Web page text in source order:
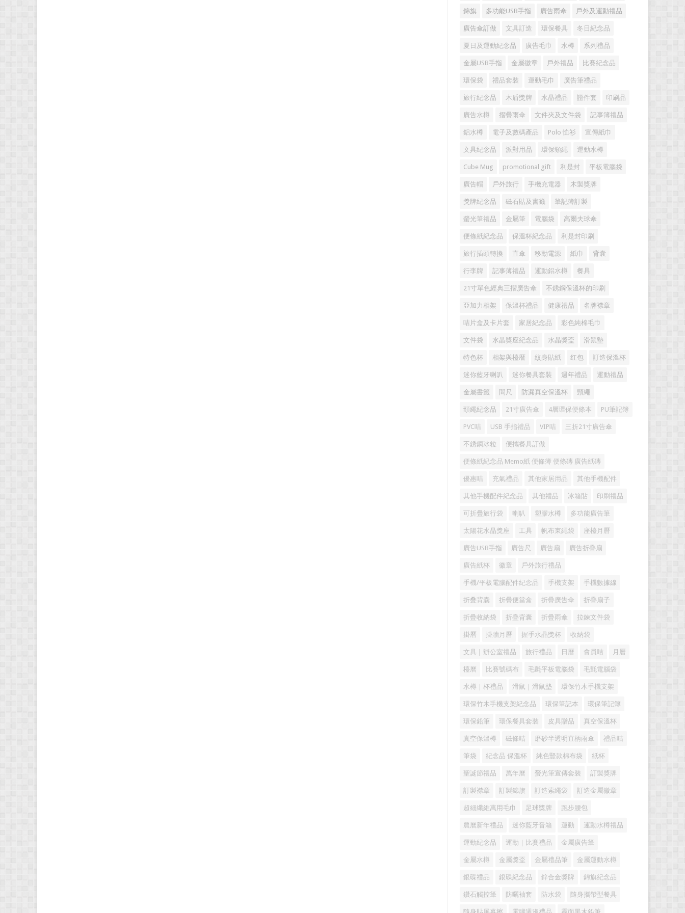
錦旗 多功能USB手指 廣告雨傘 戶外及運動禮品
廣告傘訂做 文具訂造 環保餐具 冬日紀念品
夏日及運動紀念品 廣告毛巾 水樽 系列禮品
金屬USB手指 金屬徽章 戶外禮品 比賽紀念品
環保袋 禮品套裝 運動毛巾 廣告筆禮品
旅行紀念品 木盾獎牌 水晶禮品 證件套 印刷品
廣告水樽 摺疊雨傘 文件夾及文件袋 記事簿禮品
鋁水樽 電子及數碼產品 Polo 恤衫 宣傳紙巾
文具紀念品 派對用品 環保頸繩 運動水樽
Cube Mug promotional gift 利是封 平板電腦袋
廣告帽 戶外旅行 手機充電器 木製獎牌
獎牌紀念品 磁石貼及書籤 筆記簿訂製
螢光筆禮品 金屬筆 電腦袋 高爾夫球傘
便條紙紀念品 保溫杯紀念品 利是封印刷
旅行插頭轉換 直傘 移動電源 紙巾 背囊
行李牌 記事薄禮品 運動鋁水樽 餐具
21寸單色經典三摺廣告傘 不銹鋼保溫杯的印刷
亞加力相架 保溫杯禮品 健康禮品 名牌襟章
咭片盒及卡片套 家居紀念品 彩色純棉毛巾
文件袋 水晶獎座紀念品 水晶獎盃 滑鼠墊
特色杯 相架與檯暦 紋身貼紙 红包 訂造保溫杯
迷你藍牙喇叭 迷你餐具套裝 週年禮品 運動禮品
金屬書籤 間尺 防漏真空保溫杯 頸繩
頸繩紀念品 21寸廣告傘 4層環保便條本 PU筆記簿
PVC咭 USB 手指禮品 VIP咭 三折21寸廣告傘
不銹鋼冰粒 便攜餐具訂做
便條紙紀念品 Memo紙 便條簿 便條磚 廣告紙磚
優惠咭 充氣禮品 其他家居用品 其他手機配件
其他手機配件紀念品 其他禮品 冰箱貼 印刷禮品
可折疊旅行袋 喇叭 塑膠水樽 多功能廣告筆
太陽花水晶獎座 工具 帆布束繩袋 座檯月曆
廣告USB手指 廣告尺 廣告扇 廣告折疊扇
廣告紙杯 徽章 戶外旅行禮品
手機/平板電腦配件紀念品 手機支架 手機數據線
折叠背囊 折疊便當盒 折疊廣告傘 折疊扇子
折疊收納袋 折疊背囊 折疊雨傘 拉鍊文件袋
掛曆 掛牆月曆 握手水晶獎杯 收納袋
文具 | 辦公室禮品 旅行禮品 日曆 會員咭 月曆
檯曆 比賽號碼布 毛氈平板電腦袋 毛氈電腦袋
水樽｜杯禮品 滑鼠｜滑鼠墊 環保竹木手機支架
環保竹木手機支架紀念品 環保筆記本 環保筆記簿
環保鉛筆 環保餐具套裝 皮具贈品 真空保溫杯
真空保溫樽 磁條咭 磨砂半透明直柄雨傘 禮品咭
筆袋 紀念品 保溫杯 純色豎款棉布袋 紙杯
聖誕節禮品 萬年曆 螢光筆宣傳套裝 訂製獎牌
訂製襟章 訂製錦旗 訂造索繩袋 訂造金屬徽章
超細纖維萬用毛巾 足球獎牌 跑步腰包
農曆新年禮品 迷你藍牙音箱 運動 運動水樽禮品
運動紀念品 運動｜比賽禮品 金屬廣告筆
金屬水樽 金屬獎盃 金屬禮品筆 金屬運動水樽
銀碟禮品 銀碟紀念品 鋅合金獎牌 錦旗紀念品
鑽石觸控筆 防曬袖套 防水袋 隨身攜帶型餐具